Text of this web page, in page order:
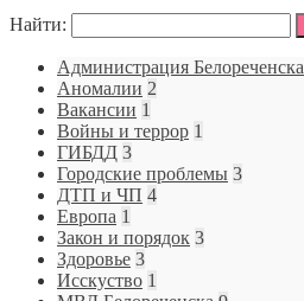
Найти:
Администрация Белореченска
Аномалии 2
Вакансии 1
Войны и террор 1
ГИБДД 3
Городские проблемы 3
ДТП и ЧП 4
Европа 1
Закон и порядок 3
Здоровье 3
Исскуство 1